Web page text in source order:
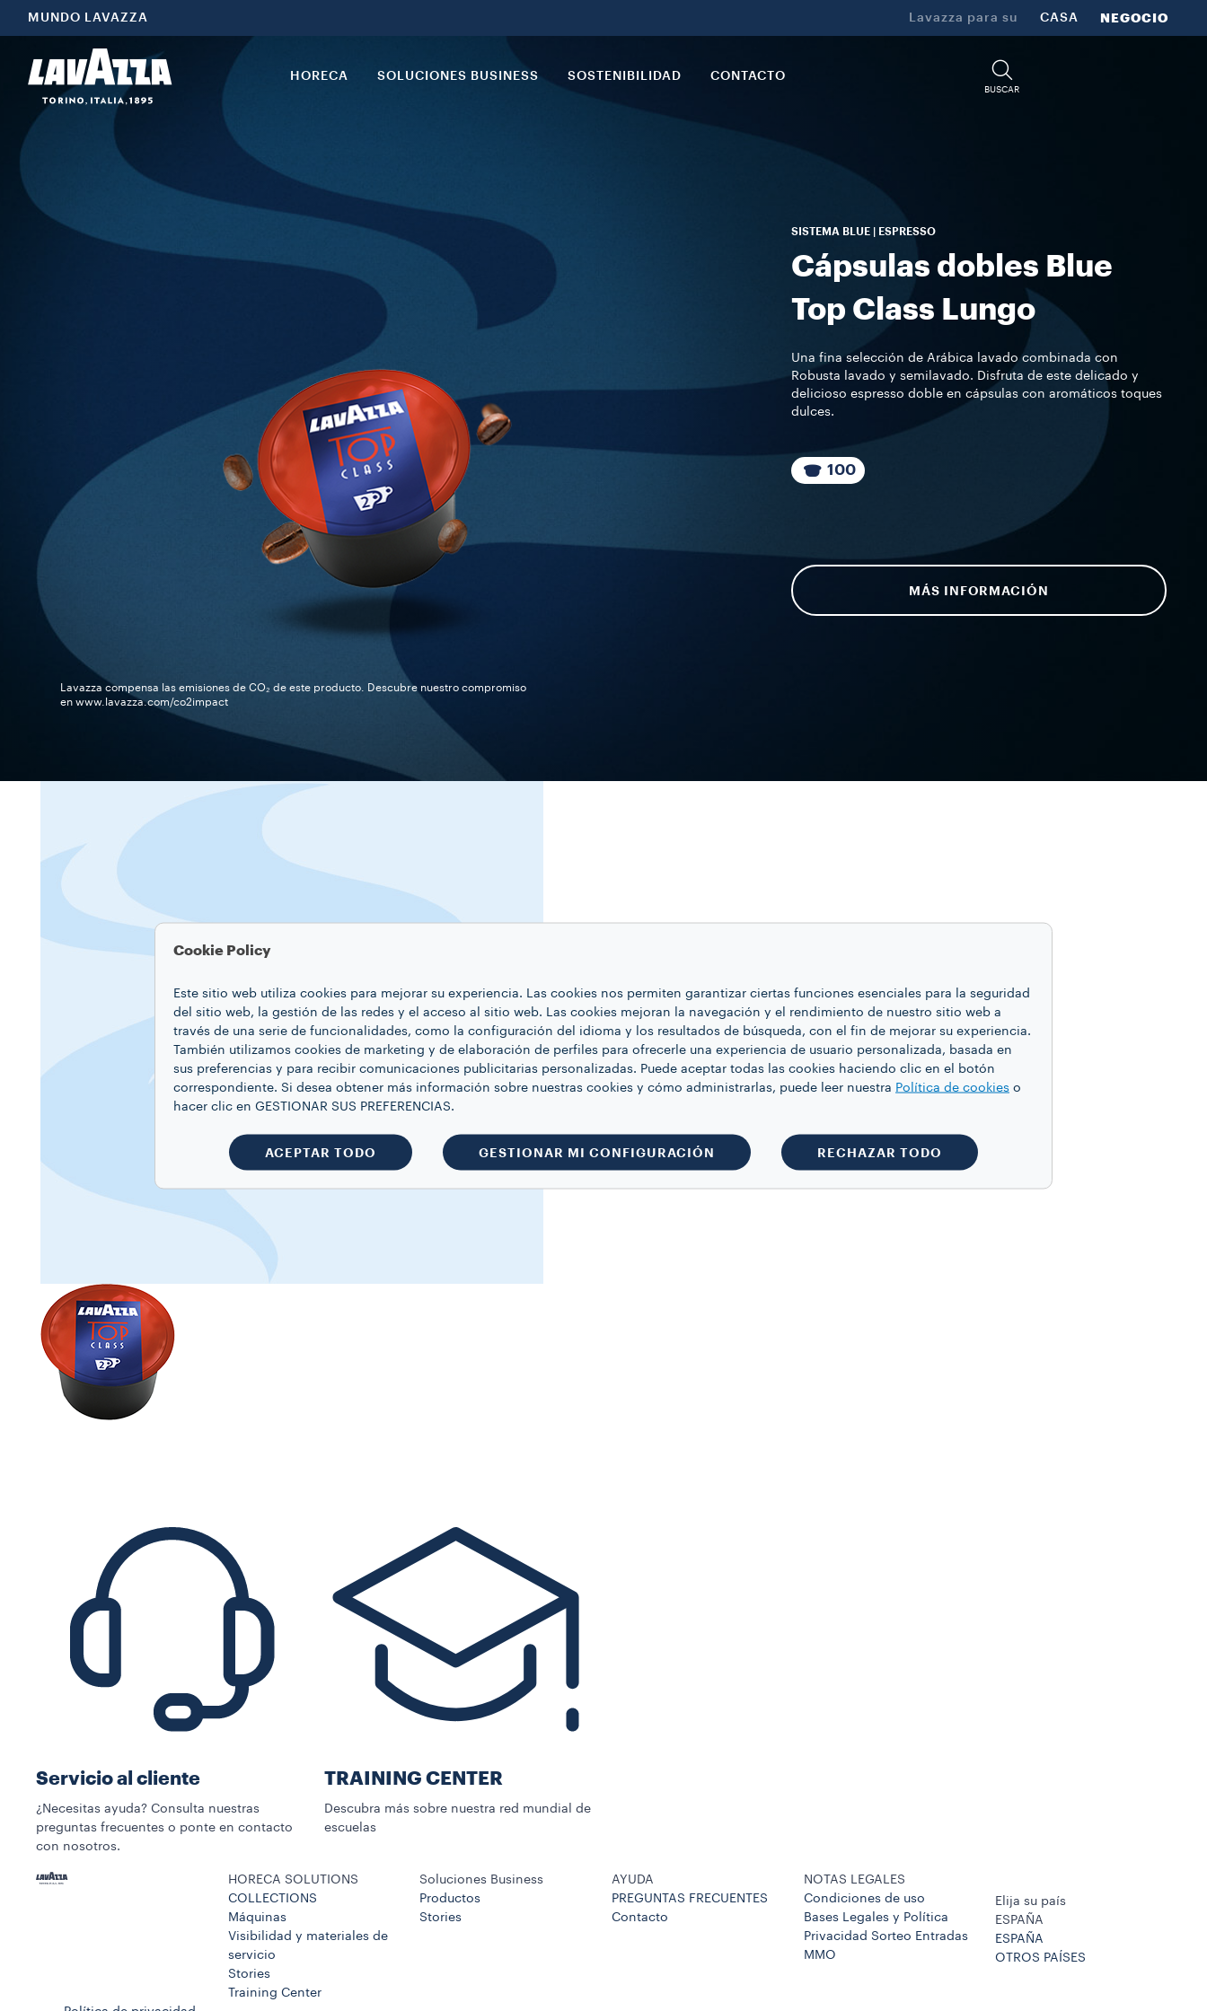
MUNDO LAVAZZA Lavazza para su CASA NEGOCIO
HORECA SOLUCIONES BUSINESS SOSTENIBILIDAD CONTACTO
BUSCAR
SISTEMA BLUE | ESPRESSO
Cápsulas dobles Blue
Top Class Lungo
Una fina selección de Arábica lavado combinada con
Robusta lavado y semilavado. Disfruta de este delicado y
delicioso espresso doble en cápsulas con aromáticos toques
dulces.
100
MÁS INFORMACIÓN
Lavazza compensa las emisiones de CO₂ de este producto. Descubre nuestro compromiso
en www.lavazza.com/co2impact
Servicio al cliente
¿Necesitas ayuda? Consulta nuestras
preguntas frecuentes o ponte en contacto
con nosotros.
TRAINING CENTER
Descubra más sobre nuestra red mundial de
escuelas
HORECA SOLUTIONS
COLLECTIONS
Máquinas
Visibilidad y materiales de
servicio
Stories
Training Center
Soluciones Business
Productos
Stories
AYUDA
PREGUNTAS FRECUENTES
Contacto
NOTAS LEGALES
Condiciones de uso
Bases Legales y Política
Privacidad Sorteo Entradas
MMO
Elija su país
ESPAÑA
ESPAÑA
OTROS PAÍSES
Cookie Policy
Este sitio web utiliza cookies para mejorar su experiencia. Las cookies nos permiten garantizar ciertas funciones esenciales para la seguridad
del sitio web, la gestión de las redes y el acceso al sitio web. Las cookies mejoran la navegación y el rendimiento de nuestro sitio web a
través de una serie de funcionalidades, como la configuración del idioma y los resultados de búsqueda, con el fin de mejorar su experiencia.
También utilizamos cookies de marketing y de elaboración de perfiles para ofrecerle una experiencia de usuario personalizada, basada en
sus preferencias y para recibir comunicaciones publicitarias personalizadas. Puede aceptar todas las cookies haciendo clic en el botón
correspondiente. Si desea obtener más información sobre nuestras cookies y cómo administrarlas, puede leer nuestra Política de cookies o
hacer clic en GESTIONAR SUS PREFERENCIAS.
ACEPTAR TODO GESTIONAR MI CONFIGURACIÓN RECHAZAR TODO